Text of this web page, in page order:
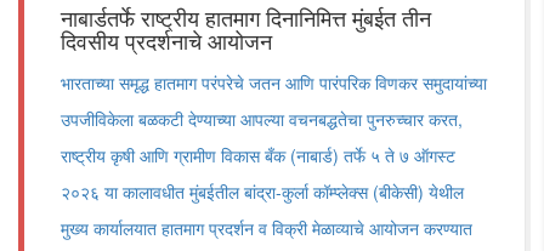
नाबार्डतर्फे राष्ट्रीय हातमाग दिनानिमित्त मुंबईत तीन
दिवसीय प्रदर्शनाचे आयोजन
भारताच्या समृद्ध हातमाग परंपरेचे जतन आणि पारंपरिक विणकर समुदायांच्या
उपजीविकेला बळकटी देण्याच्या आपल्या वचनबद्धतेचा पुनरुच्चार करत,
राष्ट्रीय कृषी आणि ग्रामीण विकास बँक (नाबार्ड) तर्फे ५ ते ७ ऑगस्ट
२०२६ या कालावधीत मुंबईतील बांद्रा-कुर्ला कॉम्प्लेक्स (बीकेसी) येथील
मुख्य कार्यालयात हातमाग प्रदर्शन व विक्री मेळाव्याचे आयोजन करण्यात